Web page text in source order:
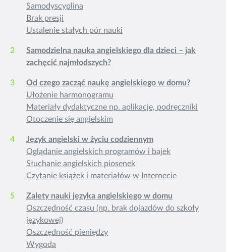
Samodyscyplina
Brak presji
Ustalenie stałych pór nauki
Samodzielna nauka angielskiego dla dzieci – jak
zachęcić najmłodszych?
Od czego zacząć naukę angielskiego w domu?
Ułożenie harmonogramu
Materiały dydaktyczne np. aplikacje, podręczniki
Otoczenie się angielskim
Język angielski w życiu codziennym
Oglądanie angielskich programów i bajek
Słuchanie angielskich piosenek
Czytanie książek i materiałów w Internecie
Zalety nauki języka angielskiego w domu
Oszczędność czasu (np. brak dojazdów do szkoły
językowej)
Oszczędność pieniędzy
Wygoda